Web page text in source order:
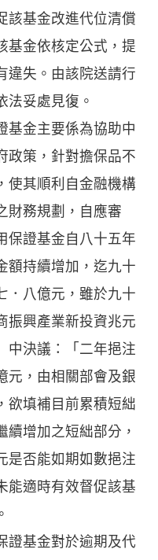
該基金改進代位清償
基金依核定公式，提
違失。由該院送請行
法妥處見復。
金主要係為協助中
政策，針對擔保品不
使其順利自金融機構
財務規劃，自應審
保證基金自八十五年
額持續增加，迄九十
．八億元，雖於九十
振興產業新投資兆元
中決議：「二年挹注
元，由相關部會及銀
欲填補目前累積短絀
續增加之短絀部分，
是否能如期如數挹注
能適時有效督促該基
基金對於逾期及代